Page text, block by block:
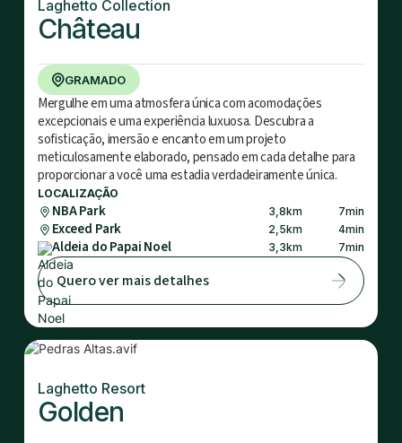
Laghetto Collection
Château
GRAMADO
Mergulhe em uma atmosfera única com acomodações
excepcionais e uma experiência luxuosa. Descubra a
sofisticação, imersão e encanto em um projeto
meticulosamente elaborado, pensado em cada detalhe para
proporcionar a você uma estadia verdadeiramente única.
LOCALIZAÇÃO
NBA Park 3,8km 7min
Exceed Park 2,5km 4min
Aldeia do Papai Noel 3,3km 7min
Quero ver mais detalhes
Laghetto Resort
Golden